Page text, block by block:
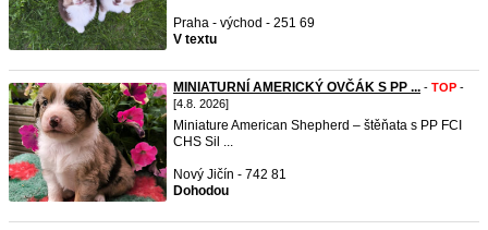
Praha - východ - 251 69
V textu
MINIATURNÍ AMERICKÝ OVČÁK S PP ... - TOP -
[4.8. 2026]
Miniature American Shepherd – štěňata s PP FCI
CHS Sil ...
Nový Jičín - 742 81
Dohodou